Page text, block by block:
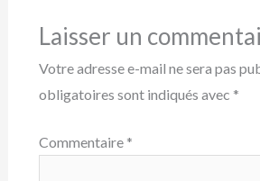
Laisser un
Votre adresse e-mail ne sera pas
obligatoires sont indiqués avec *
Commentaire *